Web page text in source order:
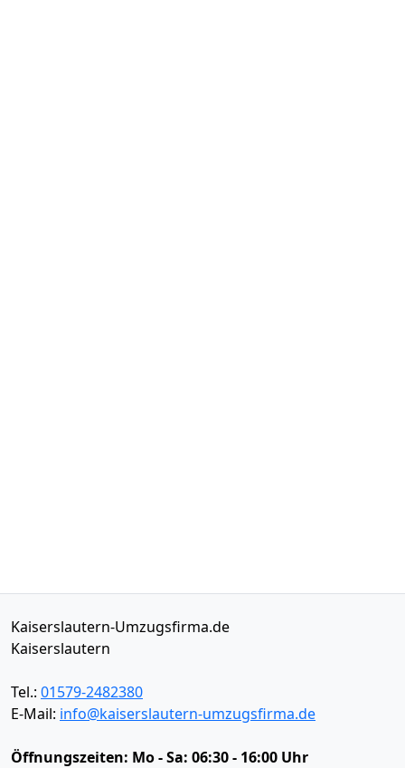
Kaiserslautern-Umzugsfirma.de
Kaiserslautern
Tel.: 01579-2482380
E-Mail: info@kaiserslautern-umzugsfirma.de
Öffnungszeiten: Mo - Sa: 06:30 - 16:00 Uhr